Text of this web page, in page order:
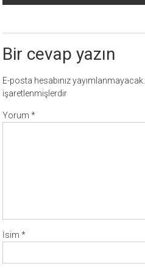
Bir cevap yazın
E-posta hesabınız yayımlanmayacak.
işaretlenmişlerdir
Yorum*
İsim*